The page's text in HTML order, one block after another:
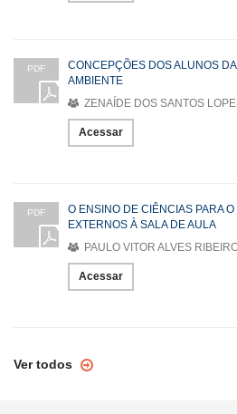
PDF
CONCEPÇÕES DOS ALUNOS
AMBIENTE
ZENAÍDE DOS SANTOS
Acessar
PDF
O ENSINO DE CIÊNCIAS PARA
EXTERNOS À SALA DE AULA
PAULO VITOR ALVES
Acessar
Ver todos